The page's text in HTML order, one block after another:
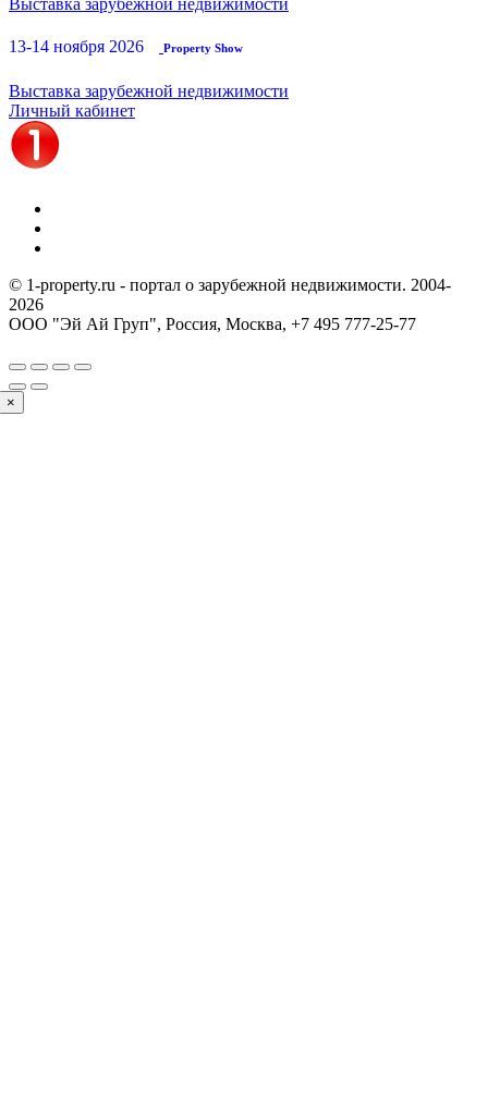
Выставка зарубежной недвижимости
13-14 ноября 2026 Property Show
Выставка зарубежной недвижимости
Личный кабинет
© 1-property.ru - портал о зарубежной недвижимости. 2004-
2026
ООО "Эй Ай Груп", Россия, Москва, +7 495 777-25-77
×